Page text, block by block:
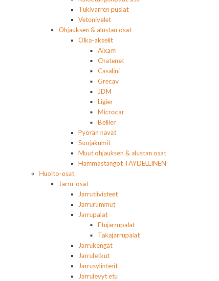
Tukivarren puslat
Vetonivelet
Ohjauksen & alustan osat
Olka-akselit
Aixam
Chatenet
Casalini
Grecav
JDM
Ligier
Microcar
Bellier
Pyörän navat
Suojakumit
Muut ohjauksen & alustan osat
Hammastangot TÄYDELLINEN
Huolto-osat
Jarru-osat
Jarrutiivisteet
Jarrurummut
Jarrupalat
Etujarrupalat
Takajarrupalat
Jarrukengät
Jarruletkut
Jarrusylinterit
Jarrulevyt etu